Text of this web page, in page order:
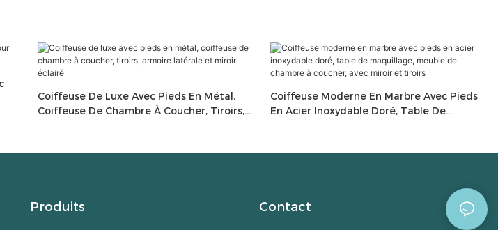
Coiffeuse De Luxe Avec Pieds En Métal,
Coiffeuse De Chambre À Coucher, Tiroirs,
Coiffeuse Moderne En Marbre Avec Pieds
En Acier Inoxydable Doré, Table De
Produits Contact